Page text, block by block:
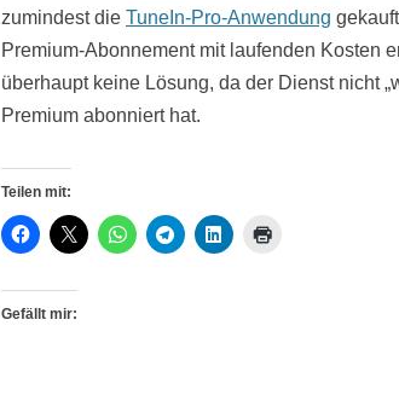
zumindest die TuneIn-Pro-Anwendung
Premium-Abonnement mit laufenden Kosten
überhaupt keine Lösung, da der Dienst nicht
Premium abonniert hat.
Teilen mit:
Gefällt mir: